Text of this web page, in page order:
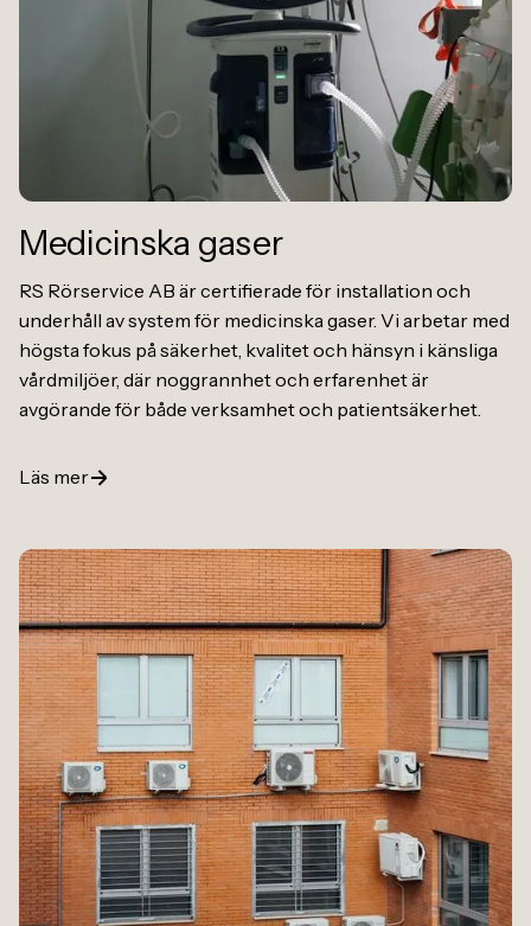
Medicinska gaser
RS Rörservice AB är certifierade för installation och
underhåll av system för medicinska gaser. Vi arbetar med
högsta fokus på säkerhet, kvalitet och hänsyn i känsliga
vårdmiljöer, där noggrannhet och erfarenhet är
avgörande för både verksamhet och patientsäkerhet.
Läs mer